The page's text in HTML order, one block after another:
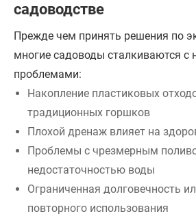
садоводстве
Прежде чем принять решения по
многие садоводы сталкиваются с
проблемами:
Накопление пластиковых
традиционных горшков
Плохой дренаж влияет на
Проблемы с чрезмерным
недостаточностью воды
Ограниченная долговечность
повторного использования